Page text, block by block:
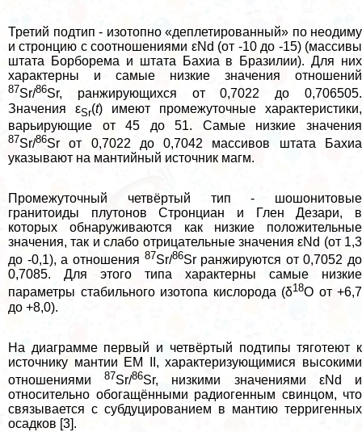
Третий подтип - изотопно «деплетированный» по неодиму
и стронцию с соотношениями εNd (от -10 до -15) (массивы
штата Борборема и штата Бахиа в Бразилии). Для них
хаpaктерны и самые низкие значения отношений
87Sr/86Sr, ранжирующихся от 0,7022 до 0,706505.
Значения εSr(t) имеют промежуточные хаpaктеристики,
варьирующие от 45 до 51. Самые низкие значения
87Sr/86Sr от 0,7022 до 0,7042 массивов штата Бахиа
указывают на мантийный источник магм.
Промежуточный четвёртый тип - шошонитовые
гранитоиды плутонов Стронциан и Глен Дезари, в
которых обнаруживаются как низкие положительные
значения, так и слабо отрицательные значения εNd (от 1,3
до -0,1), а отношения 87Sr/86Sr ранжируются от 0,7052 до
0,7085. Для этого типа хаpaктерны самые низкие
параметры стабильного изотопа кислорода (δ18О от +6,7
до +8,0).
На диаграмме первый и четвёртый подтипы тяготеют к
источнику мантии EM II, хаpaктеризующимися высокими
отношениями87Sr/86Sr, низкими значениями εNd и
относительно обогащёнными радиогенным свинцом, что
связывается с субдуцированием в мантию терригенных
осадков [3].